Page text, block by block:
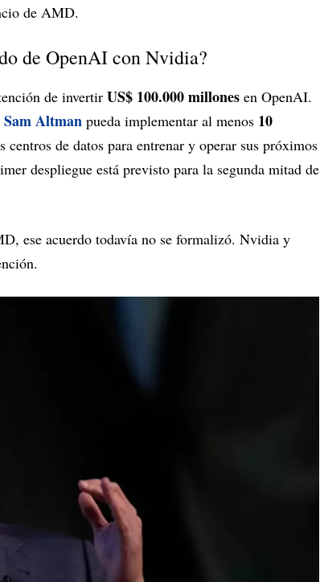
de AMD.
de OpenAI con Nvidia?
de invertir US$ 100.000 millones en OpenAI.
Sam Altman pueda implementar al menos 10
centros de datos para entrenar y operar sus próximos
despliegue está previsto para la segunda mitad de
ese acuerdo todavía no se formalizó. Nvidia y